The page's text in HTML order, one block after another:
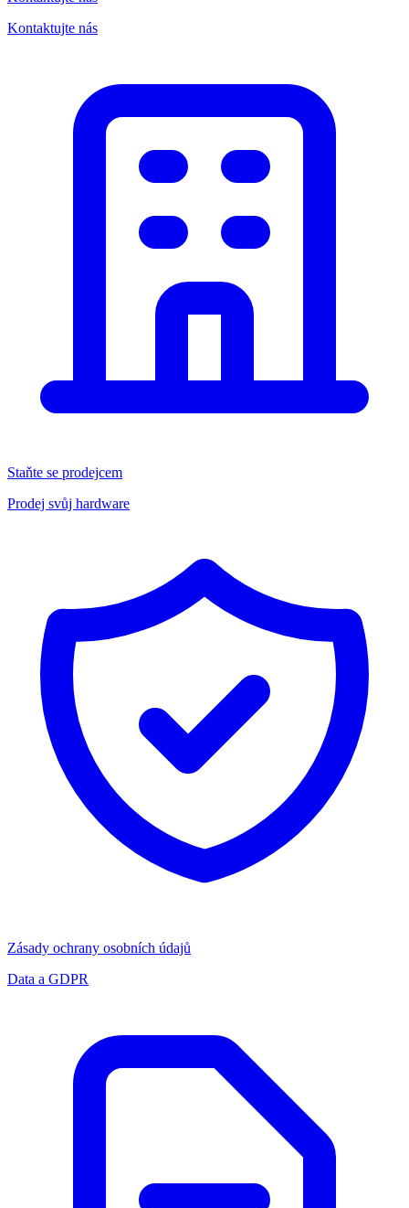
Kontaktujte nás
Staňte se prodejcem
Prodej svůj hardware
Zásady ochrany osobních údajů
Data a GDPR